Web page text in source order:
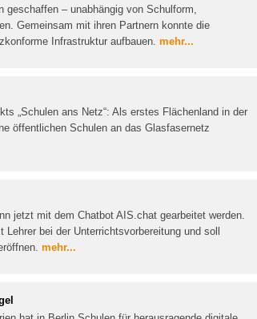
– unabhängig von Schulform,
Gemeinsam mit ihren Partnern konnte die
Infrastruktur aufbauen. mehr...
„Schulen ans Netz“: Als erstes Flächenland in der
öffentlichen Schulen an das Glasfasernetz
jetzt mit dem Chatbot AIS.chat gearbeitet werden.
bei der Unterrichtsvorbereitung und soll
mehr...